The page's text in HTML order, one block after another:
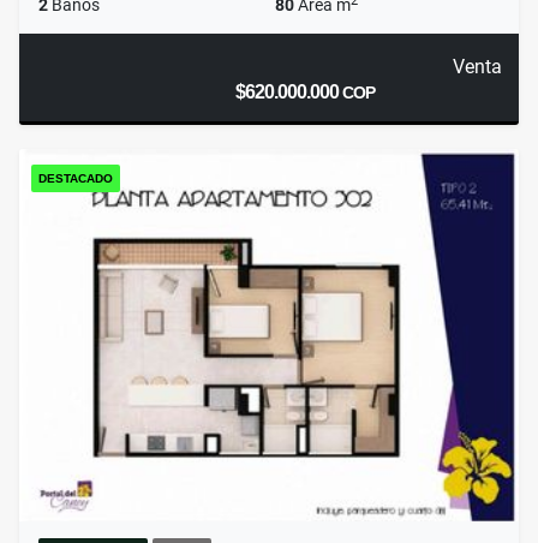
2 Baños 80Área m
Venta
$620.000.000COP
DESTACADO